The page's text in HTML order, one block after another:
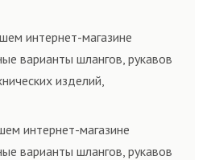
техническим условиям
интернет-магазине
варианты шлангов, рукавов
изделий,
техническим условиям
интернет-магазине
варианты шлангов, рукавов